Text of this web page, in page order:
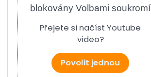
blokovány Volbami soukromí
Přejete si načíst Youtube
video?
Povolit jednou